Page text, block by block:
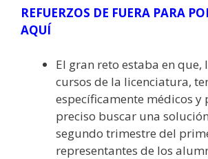
REFUERZOS DE FUERA PARA
AQUÍ
El gran reto estaba en que,
cursos de la licenciatura,
específicamente médicos y
preciso buscar una
segundo trimestre del
representantes de los